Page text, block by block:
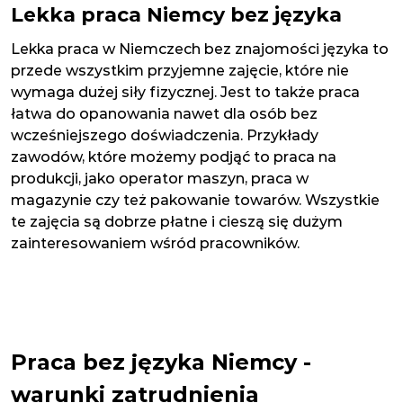
Lekka praca Niemcy bez języka
Lekka praca w Niemczech bez znajomości języka to
przede wszystkim przyjemne zajęcie, które nie
wymaga dużej siły fizycznej. Jest to także praca
łatwa do opanowania nawet dla osób bez
wcześniejszego doświadczenia. Przykłady
zawodów, które możemy podjąć to praca na
produkcji, jako operator maszyn, praca w
magazynie czy też pakowanie towarów. Wszystkie
te zajęcia są dobrze płatne i cieszą się dużym
zainteresowaniem wśród pracowników.
Praca bez języka Niemcy -
warunki zatrudnienia